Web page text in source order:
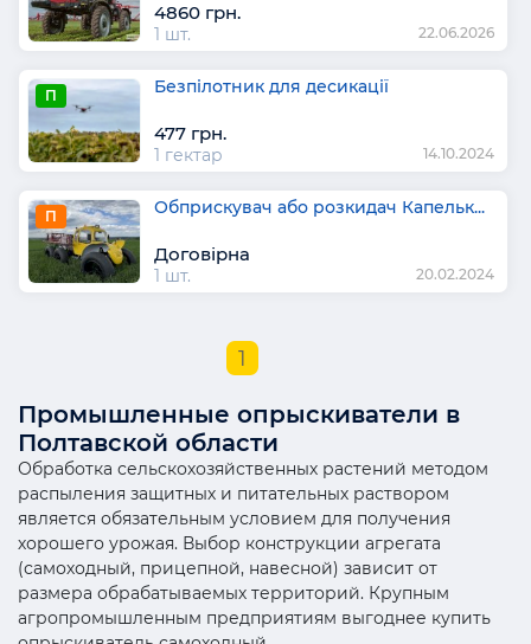
4860 грн.
1 шт. 22.06.2026
П Безпілотник для десикації
477 грн.
1 гектар 14.10.2024
П Обприскувач або розкидач Капельк...
Договірна
1 шт. 20.02.2024
1
Промышленные опрыскиватели в
Полтавской области
Обработка сельскохозяйственных растений методом
распыления защитных и питательных раствором
является обязательным условием для получения
хорошего урожая. Выбор конструкции агрегата
(самоходный, прицепной, навесной) зависит от
размера обрабатываемых территорий. Крупным
агропромышленным предприятиям выгоднее купить